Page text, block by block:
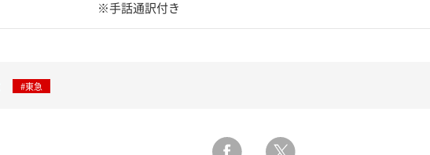
※手話通訳付き
#東急